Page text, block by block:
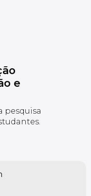
e
pesquisa